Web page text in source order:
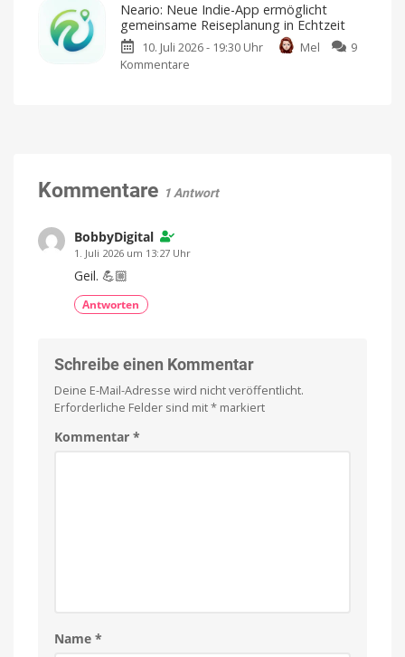
Auch
in
CarPlay
schlauer:
5
frische
Neario: Neue Indie-App ermöglicht
gemeinsame Reiseplanung in Echtzeit
10. Juli 2026 - 19:30 Uhr Mel
9
Kommentare
in
im
Kommentare 1 Antwort
BobbyDigital
1. Juli 2026 um 13:27 Uhr
Geil. 💪🏼
Antworten
Schreibe einen Kommentar
Deine E-Mail-Adresse wird nicht veröffentlicht.
Erforderliche Felder sind mit* markiert
Kommentar *
Name *